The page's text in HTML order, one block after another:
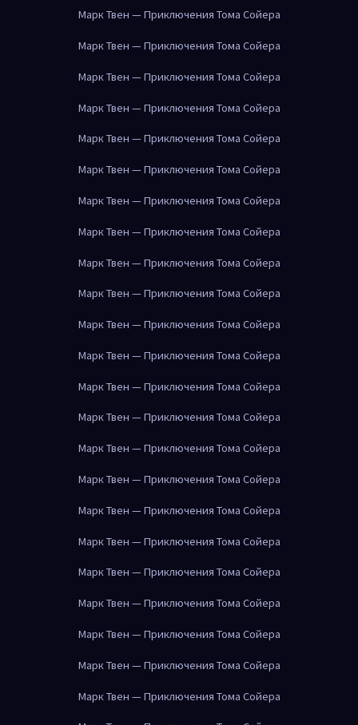
Марк Твен — Приключения Тома Сойера
Марк Твен — Приключения Тома Сойера
Марк Твен — Приключения Тома Сойера
Марк Твен — Приключения Тома Сойера
Марк Твен — Приключения Тома Сойера
Марк Твен — Приключения Тома Сойера
Марк Твен — Приключения Тома Сойера
Марк Твен — Приключения Тома Сойера
Марк Твен — Приключения Тома Сойера
Марк Твен — Приключения Тома Сойера
Марк Твен — Приключения Тома Сойера
Марк Твен — Приключения Тома Сойера
Марк Твен — Приключения Тома Сойера
Марк Твен — Приключения Тома Сойера
Марк Твен — Приключения Тома Сойера
Марк Твен — Приключения Тома Сойера
Марк Твен — Приключения Тома Сойера
Марк Твен — Приключения Тома Сойера
Марк Твен — Приключения Тома Сойера
Марк Твен — Приключения Тома Сойера
Марк Твен — Приключения Тома Сойера
Марк Твен — Приключения Тома Сойера
Марк Твен — Приключения Тома Сойера